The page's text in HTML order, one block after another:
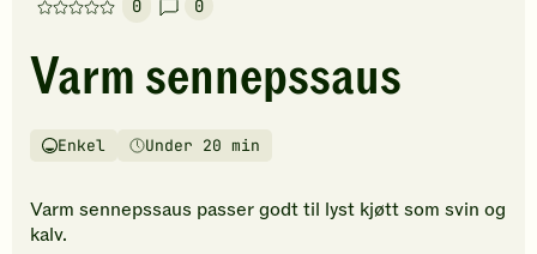
0
Denne
har
foreløpig
vurderinger.
den
første
0
Varm sennepssaus
Vanskelighetsgrad
Enkel
TilberedningstidUnder 20 min
Varm sennepssaus passer godt til lyst kjøtt som svin og
kalv.